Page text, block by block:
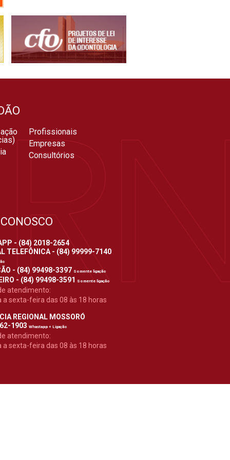
Profissionais
Empresas
Consultórios
- (84) 2018-2654
TELEFÔNICA - (84) 99999-7140
- (84) 99498-3397 Somente ligação
- (84) 99498-3591 Somente ligação
atendimento:
a sexta-feira das 08 às 18 horas
REGIONAL MOSSORÓ
1903 Whastapp + Ligação
atendimento:
a sexta-feira das 08 às 18 horas